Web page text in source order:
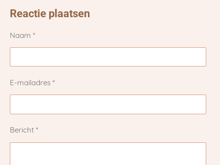
e
n
l
r
e
e
n
Reactie plaatsen
Naam *
E-mailadres *
Bericht *